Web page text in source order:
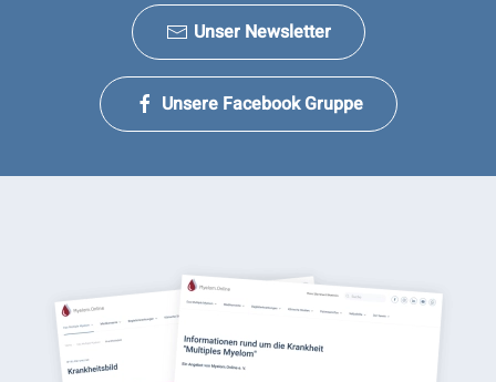
Unser Newsletter
Unsere Facebook Gruppe